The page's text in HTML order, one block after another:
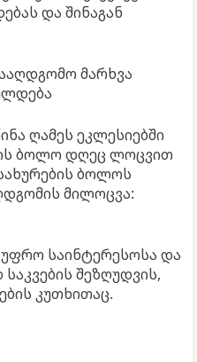
და შინაგან
მარხვა
ღამეს ეკლესიებში
ბოლო დღეც ლოცვით
ბოლოს
მილოცვა:
საინტერესოსა და
შეზღუდვის,
კუთხითაც.